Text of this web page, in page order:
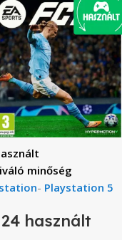
minőség
- Playstation 5
24 használt